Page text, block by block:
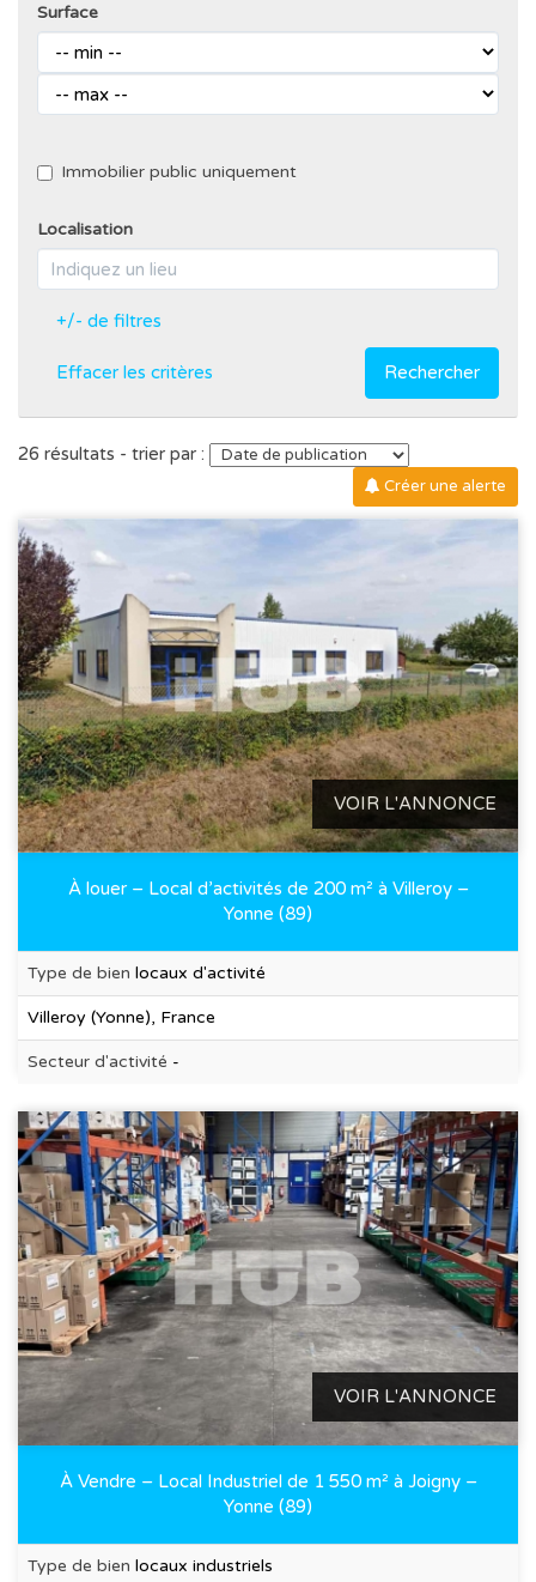
Surface
Immobilier public uniquement
Localisation
+/- de filtres
Effacer les critères Rechercher
26 résultats - trier par :
Créer une alerte
VOIR L'ANNONCE
À louer – Local d’activités de 200 m² à Villeroy –
Yonne (89)
Type de bien locaux d'activité
Villeroy (Yonne), France
Secteur d'activité -
VOIR L'ANNONCE
À Vendre – Local Industriel de 1 550 m² à Joigny –
Yonne (89)
Type de bien locaux industriels